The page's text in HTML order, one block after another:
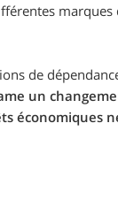
marques
de
un
économiques